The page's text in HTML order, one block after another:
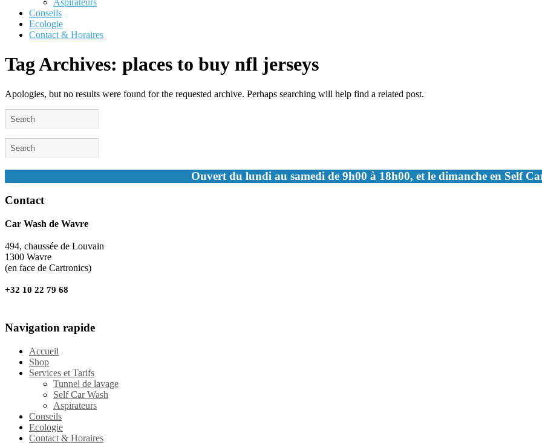
Aspirateurs
Conseils
Ecologie
Contact & Horaires
Tag Archives: places to buy nfl jerseys
Apologies, but no results were found for the requested archive. Perhaps searching will help find a related post.
Ouvert du lundi au samedi de 9h00 à 18h00, et le dimanche en Self
Contact
Car Wash de Wavre
494, chaussée de Louvain
1300 Wavre
(en face de Cartronics)
+32 10 22 79 68
Navigation rapide
Accueil
Shop
Services et Tarifs
Tunnel de lavage
Self Car Wash
Aspirateurs
Conseils
Ecologie
Contact & Horaires